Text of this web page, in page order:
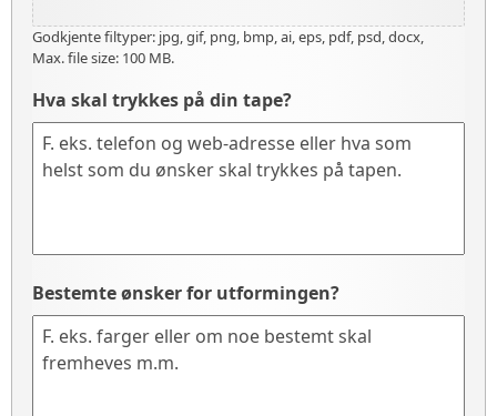
Godkjente filtyper: jpg, gif, png, bmp, ai, eps, pdf, psd, docx,
Max. file size: 100 MB.
Hva skal trykkes på din tape?
Bestemte ønsker for utformingen?